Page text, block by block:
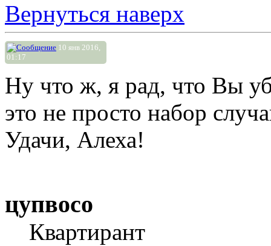
Вернуться наверх
10 янв 2016,
01:17
Ну что ж, я рад, что Вы
это не просто набор
Удачи, Алеха!
цупвосо
Квартирант